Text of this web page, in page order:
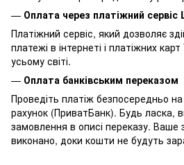
— Оплата через платіжний сервіс
Платіжний сервіс, який дозволяє
платежі в інтернеті і платіжних
усьому світі.
— Оплата банківським переказом
Проведіть платіж безпосередньо
рахунок (ПриватБанк). Будь ласка,
замовлення в описі переказу. Ваше
виконано, доки кошти не будуть